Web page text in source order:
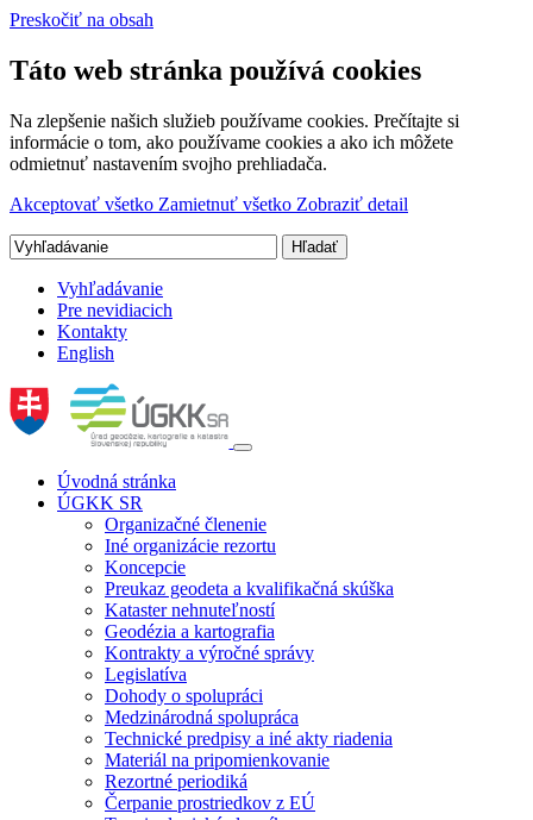
Preskočiť na obsah
Táto web stránka používá cookies
Na zlepšenie našich služieb používame cookies. Prečítajte si
informácie o tom, ako používame cookies a ako ich môžete
odmietnuť nastavením svojho prehliadača.
Akceptovať všetko Zamietnuť všetko Zobraziť detail
Vyhľadávanie
Pre nevidiacich
Kontakty
English
Úvodná stránka
ÚGKK SR
Organizačné členenie
Iné organizácie rezortu
Koncepcie
Preukaz geodeta a kvalifikačná skúška
Kataster nehnuteľností
Geodézia a kartografia
Kontrakty a výročné správy
Legislatíva
Dohody o spolupráci
Medzinárodná spolupráca
Technické predpisy a iné akty riadenia
Materiál na pripomienkovanie
Rezortné periodiká
Čerpanie prostriedkov z EÚ